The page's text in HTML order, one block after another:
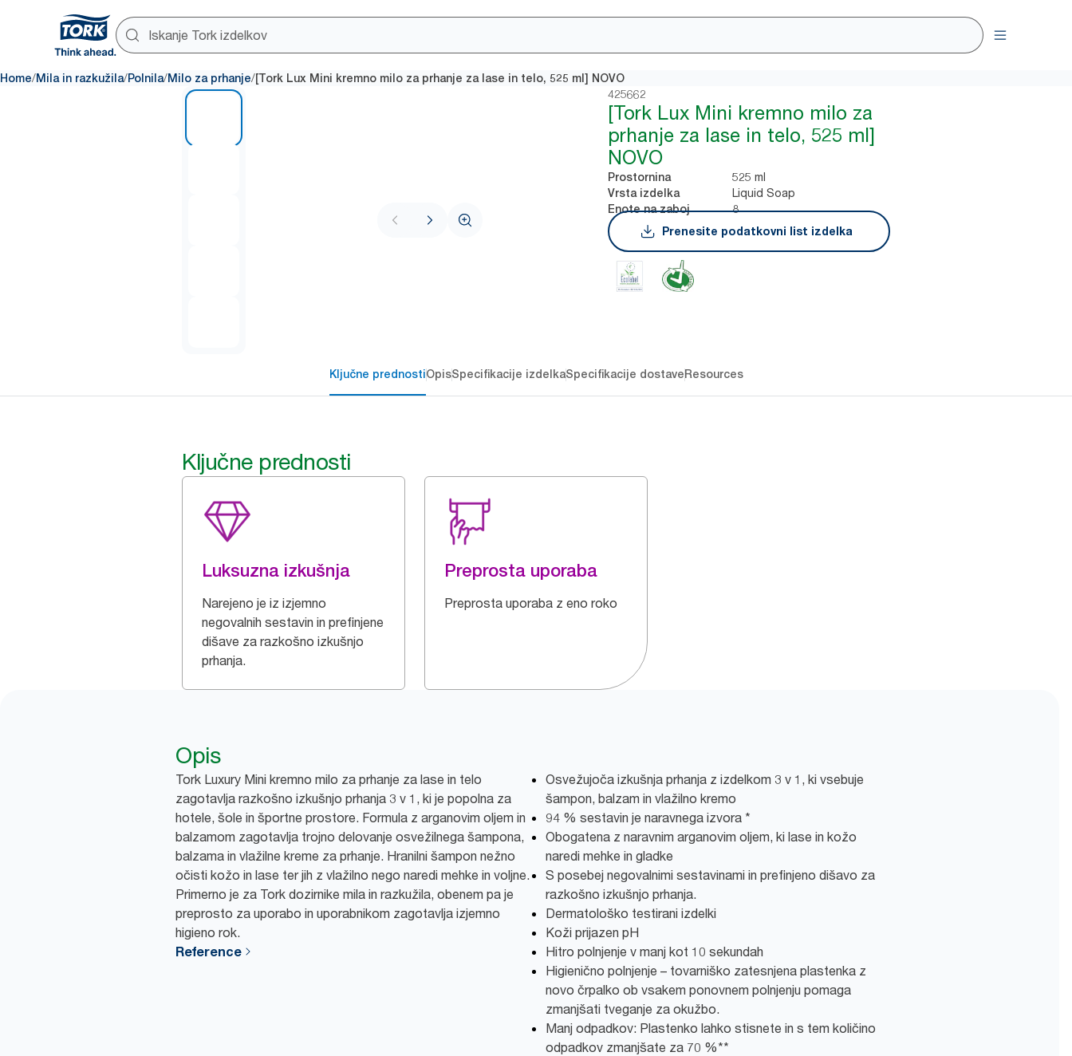
Home/Mila in razkužila/Polnila/Milo za prhanje/[Tork Lux Mini kremno milo za prhanje za lase in telo, 525 ml] NOVO
425662
[Tork Lux Mini kremno milo za
prhanje za lase in telo, 525 ml]
NOVO
Prostornina 525 ml
Vrsta izdelka Liquid Soap
Enote na zaboj
8
Prenesite podatkovni list izdelka
Ključne prednostiOpisSpecifikacije izdelkaSpecifikacije dostaveResources
Ključne prednosti
Luksuzna izkušnja
Narejeno je iz izjemno
negovalnih sestavin in prefinjene
dišave za razkošno izkušnjo
prhanja.
Preprosta uporaba
Preprosta uporaba z eno roko
Opis
Tork Luxury Mini kremno milo za prhanje za lase in telo
zagotavlja razkošno izkušnjo prhanja 3 v 1, ki je popolna za
hotele, šole in športne prostore. Formula z arganovim oljem in
balzamom zagotavlja trojno delovanje osvežilnega šampona,
balzama in vlažilne kreme za prhanje. Hranilni šampon nežno
očisti kožo in lase ter jih z vlažilno nego naredi mehke in voljne.
Primerno je za Tork dozirnike mila in razkužila, obenem pa je
preprosto za uporabo in uporabnikom zagotavlja izjemno
higieno rok.
Reference
Osvežujoča izkušnja prhanja z izdelkom 3 v 1, ki vsebuje
šampon, balzam in vlažilno kremo
94 % sestavin je naravnega izvora *
Obogatena z naravnim arganovim oljem, ki lase in kožo
naredi mehke in gladke
S posebej negovalnimi sestavinami in prefinjeno dišavo za
razkošno izkušnjo prhanja.
Dermatološko testirani izdelki
Koži prijazen pH
Hitro polnjenje v manj kot 10 sekundah
Higienično polnjenje – tovarniško zatesnjena plastenka z
novo črpalko ob vsakem ponovnem polnjenju pomaga
zmanjšati tveganje za okužbo.
Manj odpadkov: Plastenko lahko stisnete in s tem količino
odpadkov zmanjšate za 70 %**